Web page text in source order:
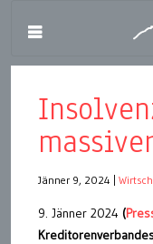
Jänner 9, 2024
9. Jänner 2024 (